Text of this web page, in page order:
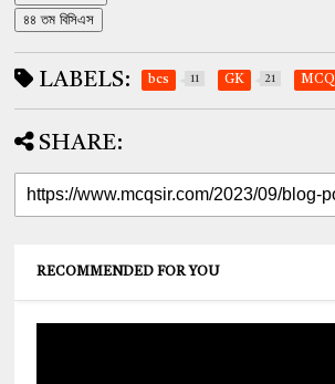
৪৪ তম বিসিএস
LABELS: bcs 11 GK 21 MCQ
SHARE:
RECOMMENDED FOR YOU